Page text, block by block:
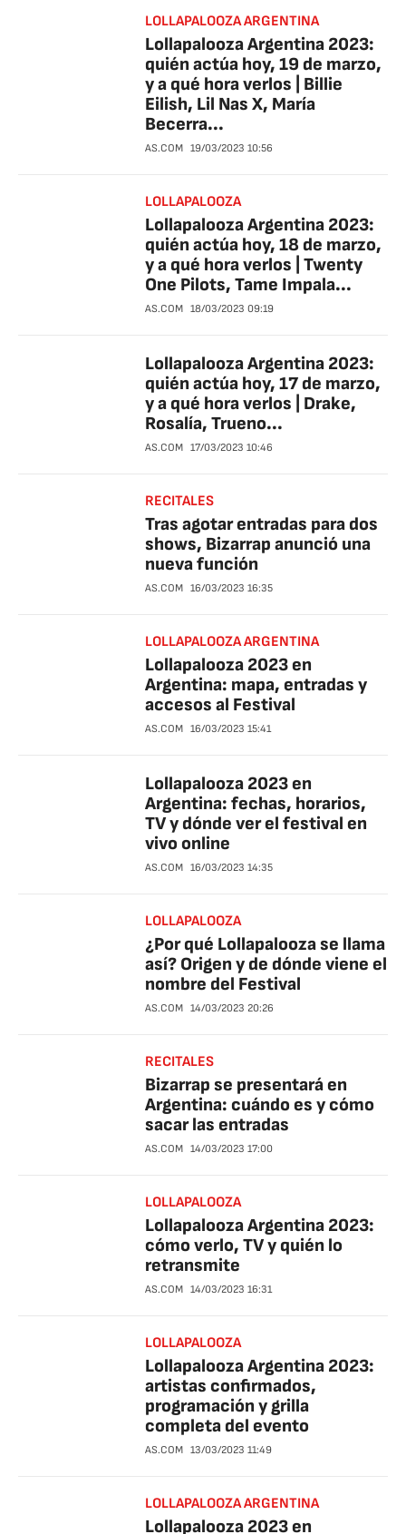
LOLLAPALOOZA ARGENTINA
Lollapalooza Argentina 2023:
quién actúa hoy, 19 de marzo,
y a qué hora verlos | Billie
Eilish, Lil Nas X, María
Becerra...
AS.COM 19/03/2023 10:56
LOLLAPALOOZA
Lollapalooza Argentina 2023:
quién actúa hoy, 18 de marzo,
y a qué hora verlos | Twenty
One Pilots, Tame Impala...
AS.COM 18/03/2023 09:19
Lollapalooza Argentina 2023:
quién actúa hoy, 17 de marzo,
y a qué hora verlos | Drake,
Rosalía, Trueno...
AS.COM 17/03/2023 10:46
RECITALES
Tras agotar entradas para dos
shows, Bizarrap anunció una
nueva función
AS.COM 16/03/2023 16:35
LOLLAPALOOZA ARGENTINA
Lollapalooza 2023 en
Argentina: mapa, entradas y
accesos al Festival
AS.COM 16/03/2023 15:41
Lollapalooza 2023 en
Argentina: fechas, horarios,
TV y dónde ver el festival en
vivo online
AS.COM 16/03/2023 14:35
LOLLAPALOOZA
¿Por qué Lollapalooza se llama
así? Origen y de dónde viene el
nombre del Festival
AS.COM 14/03/2023 20:26
RECITALES
Bizarrap se presentará en
Argentina: cuándo es y cómo
sacar las entradas
AS.COM 14/03/2023 17:00
LOLLAPALOOZA
Lollapalooza Argentina 2023:
cómo verlo, TV y quién lo
retransmite
AS.COM 14/03/2023 16:31
LOLLAPALOOZA
Lollapalooza Argentina 2023:
artistas confirmados,
programación y grilla
completa del evento
AS.COM 13/03/2023 11:49
LOLLAPALOOZA ARGENTINA
Lollapalooza 2023 en